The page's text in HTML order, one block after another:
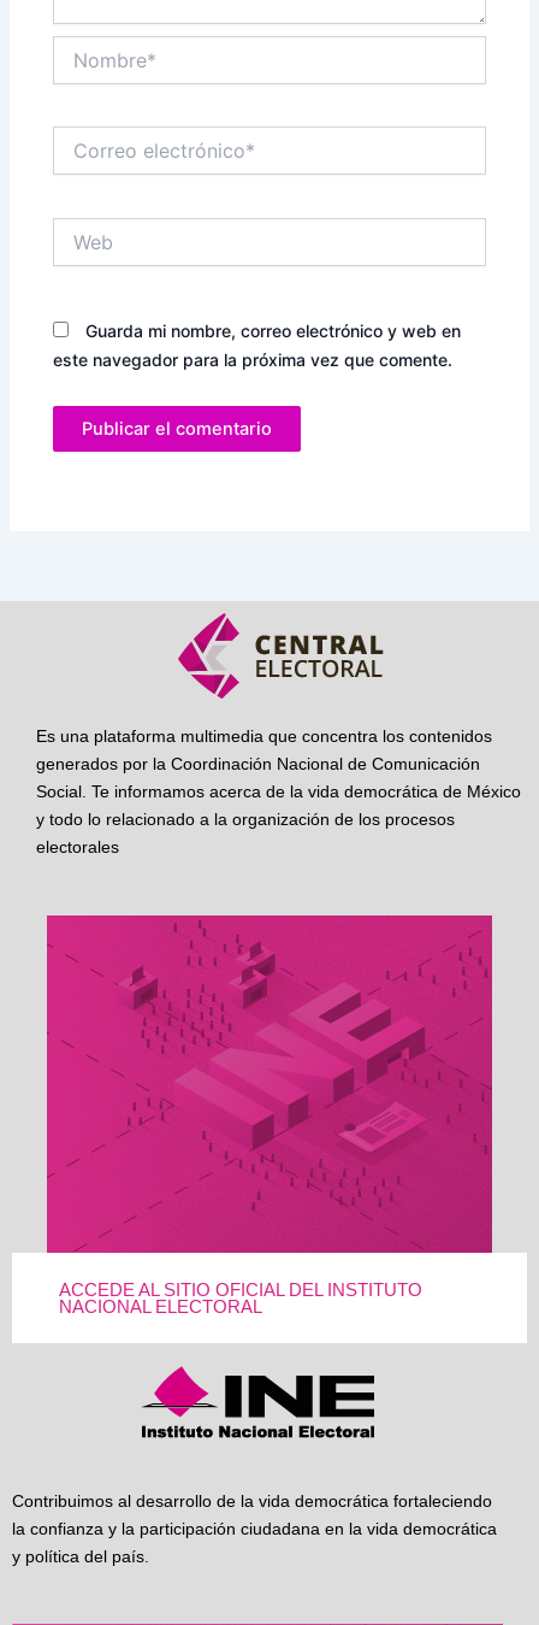
electrónico*
Guarda mi nombre, correo electrónico y web en
este navegador para la próxima vez que comente.
Es una plataforma multimedia que concentra los contenidos
generados por la Coordinación Nacional de Comunicación
Social. Te informamos acerca de la vida democrática de México
y todo lo relacionado a la organización de los procesos
electorales
ACCEDE AL SITIO OFICIAL DEL INSTITUTO
NACIONAL ELECTORAL
Contribuimos al desarrollo de la vida democrática fortaleciendo
la confianza y la participación ciudadana en la vida democrática
y política del país.